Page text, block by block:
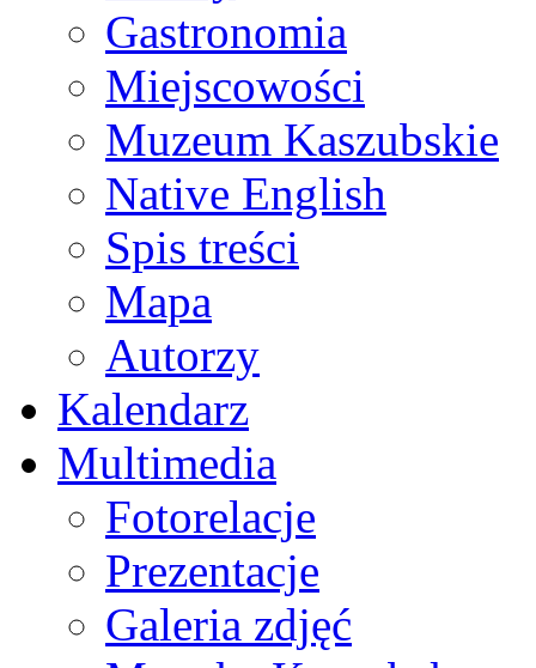
Gastronomia
Miejscowości
Muzeum Kaszubskie
Native English
Spis treści
Mapa
Autorzy
Kalendarz
Multimedia
Fotorelacje
Prezentacje
Galeria zdjęć